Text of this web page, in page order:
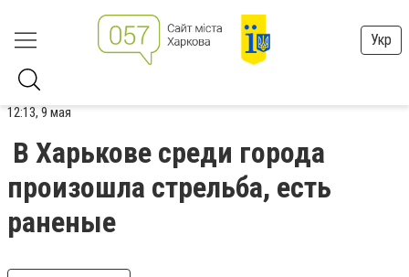
Укр
12:13, 9 мая
В Харькове среди города
произошла стрельба, есть
раненые